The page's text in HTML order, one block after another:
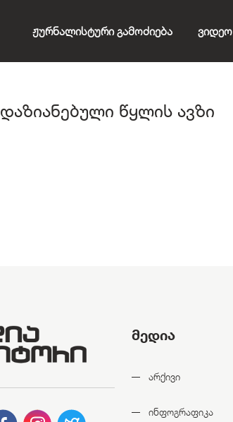
Ჟურნალისტური Გამოძიება Ვიდეო
დაზიანებული წყლის ავზი
მედია
არქივი
ინფოგრაფიკა